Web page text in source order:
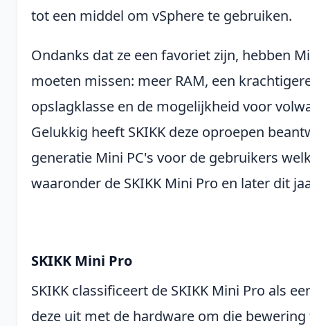
tot een middel om vSphere te gebruiken.
Ondanks dat ze een favoriet zijn, hebben
moeten missen: meer RAM, een
opslagklasse en de mogelijkheid voor
Gelukkig heeft SKIKK deze oproepen
generatie Mini PC's voor de gebruikers
waaronder de SKIKK Mini Pro en later dit
SKIKK Mini Pro
SKIKK classificeert de SKIKK Mini Pro als
deze uit met de hardware om die bewering